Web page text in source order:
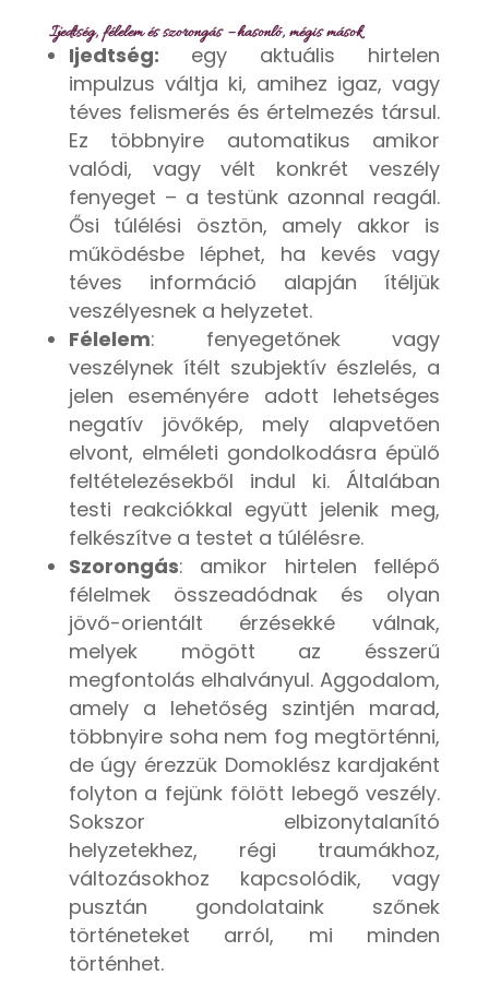
Ijedtség, félelem és szorongás – hasonló, mégis mások
Ijedtség: egy aktuális hirtelen
impulzus váltja ki, amihez igaz, vagy
téves felismerés és értelmezés társul.
Ez többnyire automatikus amikor
valódi, vagy vélt konkrét veszély
fenyeget – a testünk azonnal reagál.
Ősi túlélési ösztön, amely akkor is
működésbe léphet, ha kevés vagy
téves információ alapján ítéljük
veszélyesnek a helyzetet.
Félelem: fenyegetőnek vagy
veszélynek ítélt szubjektív észlelés, a
jelen eseményére adott lehetséges
negatív jövőkép, mely alapvetően
elvont, elméleti gondolkodásra épülő
feltételezésekből indul ki. Általában
testi reakciókkal együtt jelenik meg,
felkészítve a testet a túlélésre.
Szorongás: amikor hirtelen fellépő
félelmek összeadódnak és olyan
jövő-orientált érzésekké válnak,
melyek mögött az ésszerű
megfontolás elhalványul. Aggodalom,
amely a lehetőség szintjén marad,
többnyire soha nem fog megtörténni,
de úgy érezzük Domoklész kardjaként
folyton a fejünk fölött lebegő veszély.
Sokszor elbizonytalanító
helyzetekhez, régi traumákhoz,
változásokhoz kapcsolódik, vagy
pusztán gondolataink szőnek
történeteket arról, mi minden
történhet.